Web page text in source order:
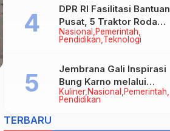
Nasional
Pemerintah
Pendidikan Teknologi
DPR RI Fasilitasi Bantuan
Pusat, 5 Traktor Roda
Empat Resmi Perkuat
Mekanisasi Pertanian
Kuliner Nasional
Pemerintah
Pendidikan
Jembrana Gali Inspirasi
Bung Karno melalui
Lomba Cipta Menu
TERBARU